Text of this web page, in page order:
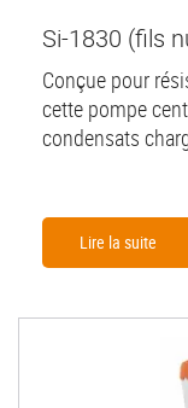
Si-1830 (fils
Conçue pour
cette pompe
condensats
Lire la suite